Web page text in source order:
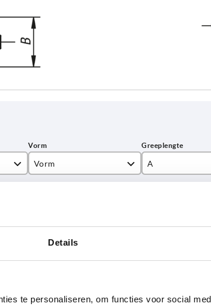
Details
te personaliseren, om functies voor social
Vorm A
tussenpozen
word je geïnformeerd
B D3 H